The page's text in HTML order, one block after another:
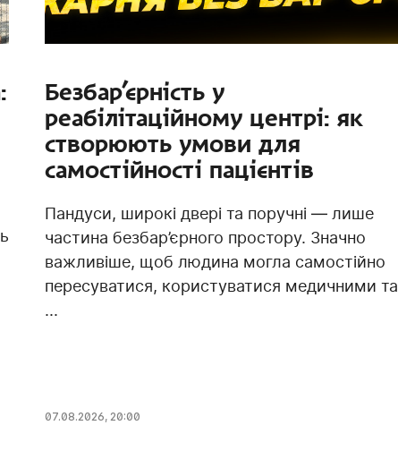
Безбар’єрність у
реабілітаційному центрі: як
створюють умови для
самостійності пацієнтів
Пандуси, широкі двері та поручні — лише
частина безбар’єрного простору. Значно
важливіше, щоб людина могла самостійно
пересуватися, користуватися медичними та
...
07.08.2026, 20:00